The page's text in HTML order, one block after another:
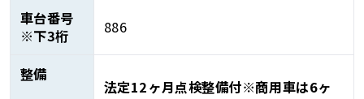
車台番号
※下3桁
886
整備
法定12ヶ月点検整備付※商用車は6ヶ